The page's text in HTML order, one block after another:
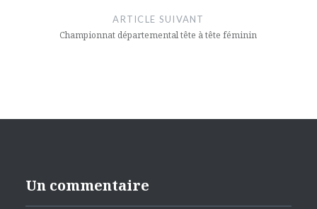
ARTICLE SUIVANT
Championnat départemental tête à tête féminin
Un commentaire